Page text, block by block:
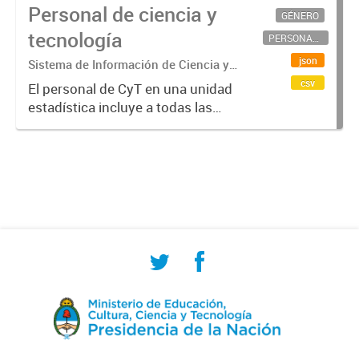
Personal de ciencia y
tecnología
Sistema de Información de Ciencia y
Tecnología Argentino (SICYTAR)
El personal de CyT en una unidad
estadística incluye a todas las
personas involucradas
GÉNERO
PERSONAL CIENTÍFICO-TECNOLÓGICO
json
csv